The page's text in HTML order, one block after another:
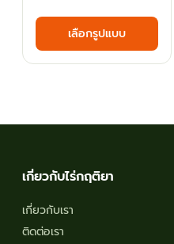
เลือกรูปแบบ
This
has
เกี่ยวกับไร่กฤติยา
เกี่ยวกับเรา
ติดต่อเรา